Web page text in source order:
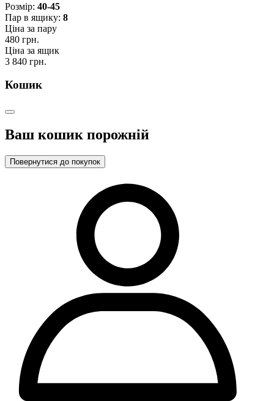
Розмiр: 40-45
Пар в ящику: 8
Ціна за пару
480 грн.
Ціна за ящик
3 840 грн.
Кошик
Ваш кошик порожній
Повернутися до покупок